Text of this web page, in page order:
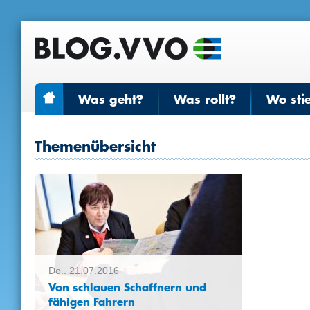
Was geht? Was rollt? Wo
Themenübersicht
Do.. 21.07.2016
Von schlauen Schaffnern und
fähigen Fahrern